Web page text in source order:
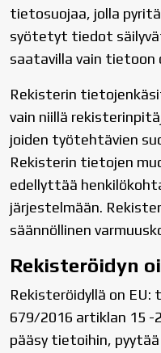
tietosuojaa, jolla
syötetyt tiedot
saatavilla vain tietoon
Rekisterin
vain niillä
joiden työtehtävien
Rekisterin tietojen
edellyttää
järjestelmään.
säännöllinen
Rekisteröidyn
Rekisteröidyllä on
679/2016 artiklan 15 -
pääsy tietoihin,